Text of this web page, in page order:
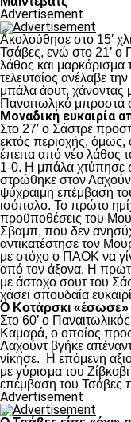
Advertisement
Ακολούθησε στο 15′
Τσάβες, ενώ στο 21’ ο
λάθος και μαρκάρισμα
τελευταίος ανέλαβε
μπάλα άουτ, χάνοντας
Παναιτωλικό μπροστά
Μοναδική ευκαιρία
Στο 27′ ο Σάστρε
εκτός περιοχής, όμως,
έπειτα από νέο λάθος
1-0. Η μπάλα χτύπησε
στρώθηκε στον
ψύχραιμη επέμβαση
ισόπαλο. Το πρώτο
προϋποθέσεις του
Σβαμπ, που δεν
αντικατέστησε τον
με στόχο ο ΠΑΟΚ να
από τον άξονα. Η
με άστοχο σουτ του
χάσει σπουδαία
Ο Κοτάρσκι
Στο 60’ ο
Καμαρά, ο οποίος
Λαχούντ βγήκε
νίκησε. Η επόμενη
με γύρισμα του
επέμβαση του Τσάβες
Advertisement